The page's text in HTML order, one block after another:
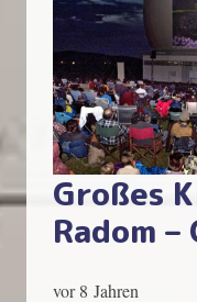
Großes
Radom –
vor 8 Jahren